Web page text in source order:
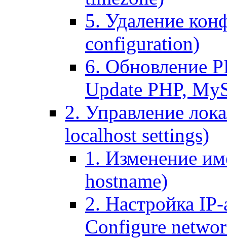
5. Удаление
configuration)
6. Обновление
Update PHP,
2. Управление
localhost settings)
1. Изменение
hostname)
2. Настройка IP-
Configure